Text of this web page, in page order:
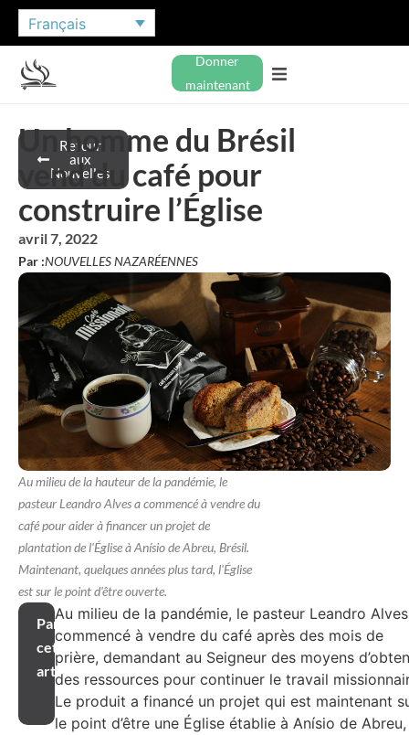
Français
Donner
maintenant
Retour
aux
Nouvelles
Un homme du Brésil
vend du café pour
construire l’Église
avril 7, 2022
Par :NOUVELLES NAZARÉENNES
Au milieu de la hauteur de la pandémie, le
pasteur Leandro Alves a commencé à vendre du
café pour aider à financer un projet de
plantation de l'Église à Anísio de Abreu, Brésil.
Maintenant, quelques années plus tard, l'Église
est sur le point d'être ouverte.
Partager
cet
article
Au milieu de la pandémie, le pasteur Leandro
commencé à vendre du café après des mois de
prière, demandant au Seigneur des moyens
des ressources pour continuer le travail
Le produit a financé un projet qui est maintenant
le point d’être une Église établie à Anísio de Abreu,